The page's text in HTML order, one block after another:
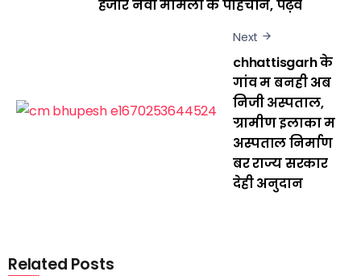
हजार नवा मामला के पहिचान, पढ़व
Next
chhattisgarh के
गांव म बनही अब
निजी अस्पताल,
ग्रामीण इलाका म
अस्पताल निर्माण
बर राज्य सरकार
देही अनुदान
Related Posts